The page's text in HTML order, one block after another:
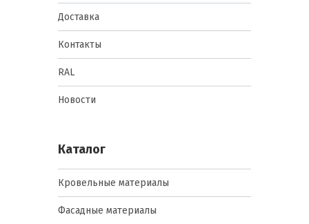
Доставка
Контакты
RAL
Новости
Каталог
Кровельные материалы
Фасадные материалы